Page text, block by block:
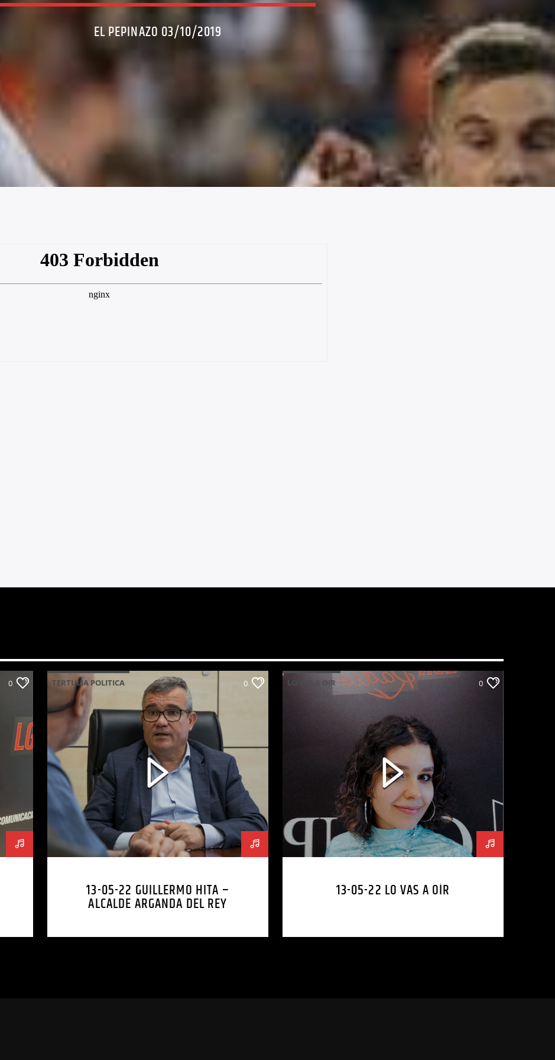
EL PEPINAZO 03/10/2019
0 TERTULIA POLITICA 0
13-05-22 GUILLERMO HITA –
ALCALDE ARGANDA DEL REY
LO VAS A OIR 0
13-05-22 LO VAS A OÍR